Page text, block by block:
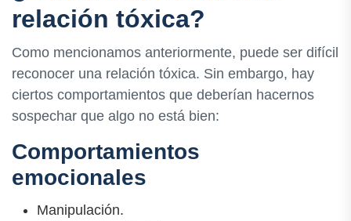
relación tóxica?
Como mencionamos anteriormente, puede ser difícil
reconocer una relación tóxica. Sin embargo, hay
ciertos comportamientos que deberían hacernos
sospechar que algo no está bien:
Comportamientos
emocionales
Manipulación.